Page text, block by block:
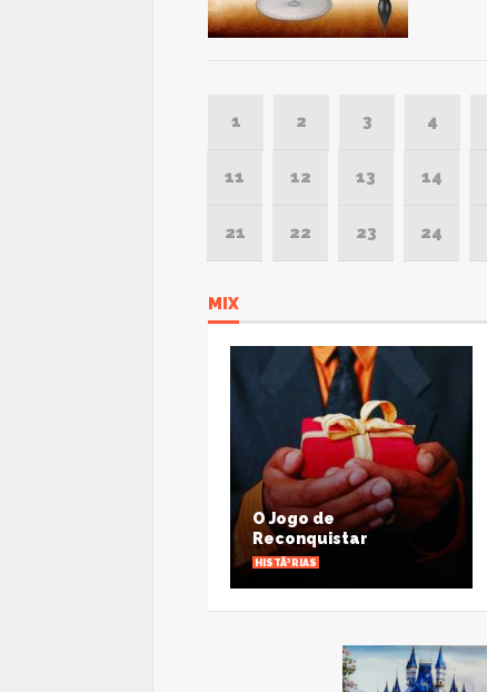
1 2 3 4
11 12 13 14
21 22 23 24
MIX
O Jogo de
Reconquistar
HISTÃ³RIAS